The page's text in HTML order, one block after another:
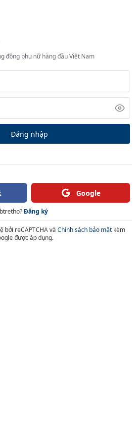
đồng phụ nữ hàng đầu Việt Nam
Đăng nhập
Google
Đăng ký
bởi reCAPTCHA và Chính sách bảo mật kèm
được áp dụng.